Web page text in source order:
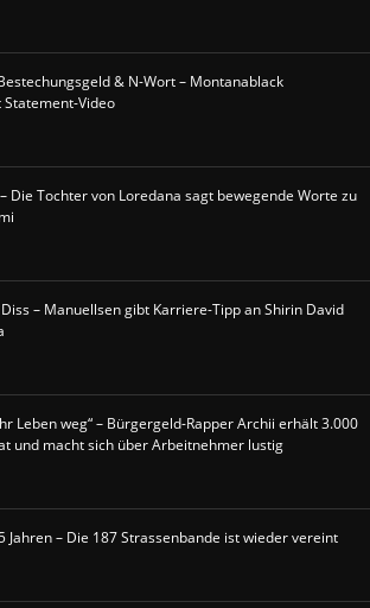
& N-Wort – Montanablack
Video
Die Tochter von Loredana sagt bewegende Worte zu
– Manuellsen gibt Karriere-Tipp an Shirin David
Leben weg“ – Bürgergeld-Rapper Archii erhält 3.000
und macht sich über Arbeitnehmer lustig
Jahren – Die 187 Strassenbande ist wieder vereint